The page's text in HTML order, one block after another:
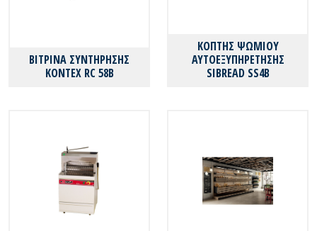
ΒΙΤΡΙΝΑ ΣΥΝΤΗΡΗΣΗΣ
KONTEX RC 58B
ΚΟΠΤΗΣ ΨΩΜΙΟΥ
ΑΥΤΟΕΞΥΠΗΡΕΤΗΣΗΣ
SIBREAD SS4B